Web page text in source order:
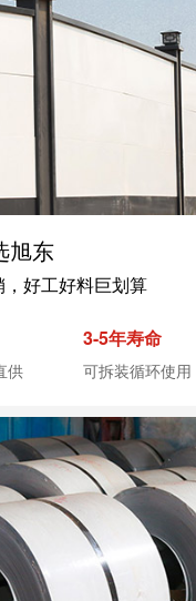
旭东
好工好料巨划算
供
3-5年寿命
可拆装循环使用